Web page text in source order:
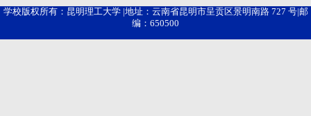
学校版权所有：昆明理工大学 |地址：云南省昆明市呈贡区景明南路 727 号|邮
编：650500